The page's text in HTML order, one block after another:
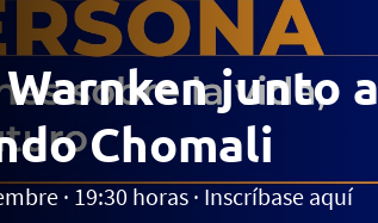
junto a
Chomali
· 19:30 horas · Inscríbase aquí